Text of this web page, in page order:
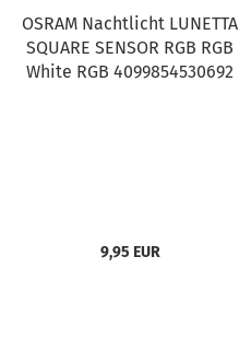
OSRAM Nachtlicht LUNETTA
SQUARE SENSOR RGB RGB
White RGB 4099854530692
9,95 EUR